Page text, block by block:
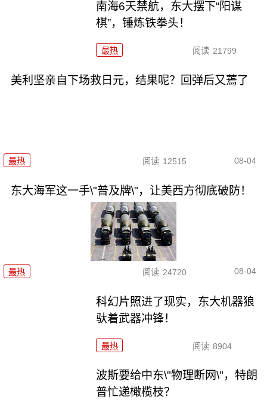
南海6天禁航，东大摆下“阳谋
棋”，锤炼铁拳头！
最热 阅读 21799
美利坚亲自下场救日元，结果呢？回弹后又蔫了
最热 阅读 12515 08-04
东大海军这一手\"普及牌\"，让美西方彻底破防！
最热 阅读 24720 08-04
科幻片照进了现实，东大机器狼
驮着武器冲锋！
最热 阅读 8904
波斯要给中东\"物理断网\"，特朗
普忙递橄榄枝？